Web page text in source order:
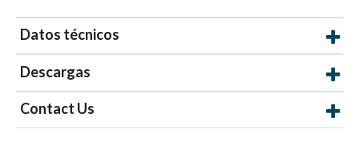
Datos técnicos
Descargas
Contact Us